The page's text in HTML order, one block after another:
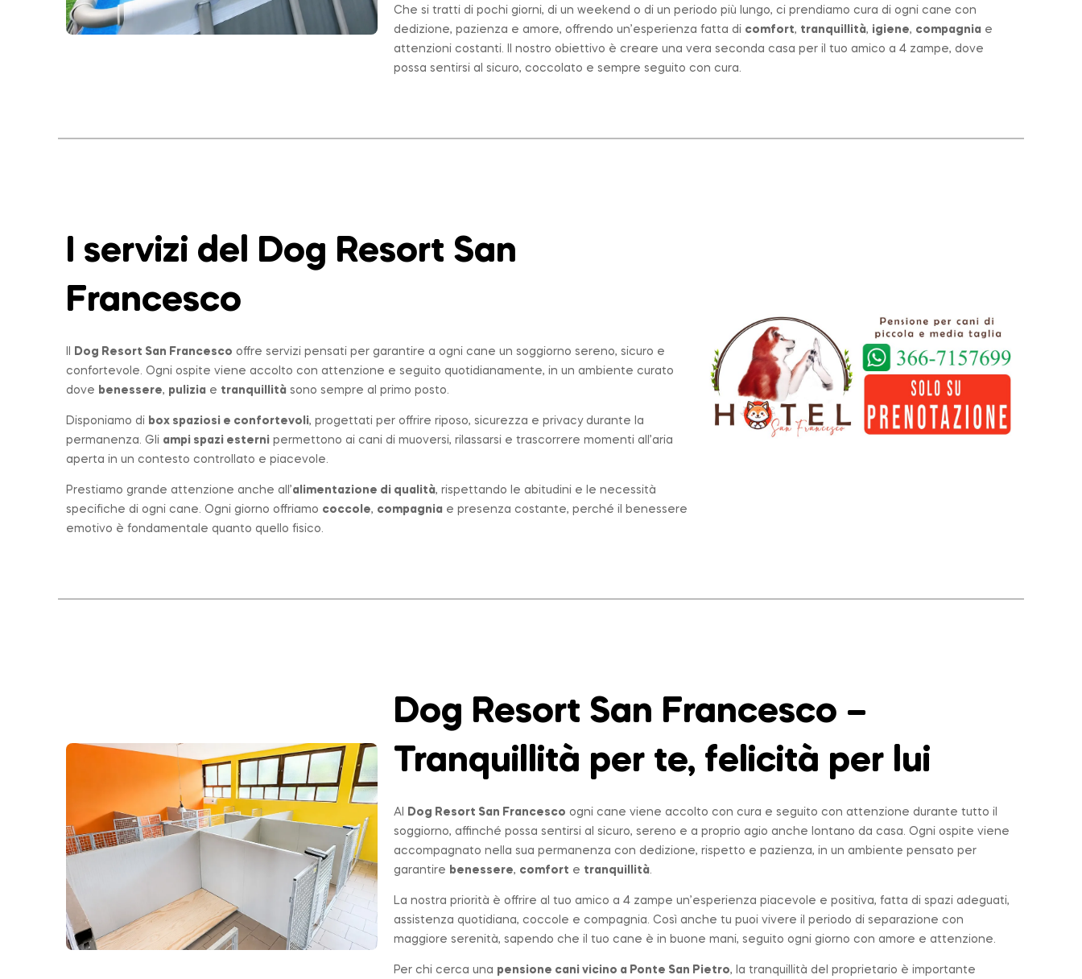
Che si tratti di pochi giorni, di un weekend o di un periodo più lungo, ci prendiamo cura di ogni cane con
dedizione, pazienza e amore, offrendo un’esperienza fatta di comfort, tranquillità, igiene, compagniae
attenzioni costanti. Il nostro obiettivo è creare una vera seconda casa per il tuo amico a 4 zampe, dove
possa sentirsi al sicuro, coccolato e sempre seguito con cura.
I servizi del Dog Resort San
Francesco
Dog Resort San Francesco offre servizi pensati per garantire a ogni cane un soggiorno sereno, sicuro e
confortevole. Ogni ospite viene accolto con attenzione e seguito quotidianamente, in un ambiente curato
dove benessere, pulizia e tranquillità sono sempre al primo posto.
Disponiamo di box spaziosi e confortevoli, progettati per offrire riposo, sicurezza e privacy durante la
permanenza. Gli ampi spazi esterni permettono ai cani di muoversi, rilassarsi e trascorrere momenti all’aria
aperta in un contesto controllato e piacevole.
Prestiamo grande attenzione anche all’alimentazione di qualità, rispettando le abitudini e le necessità
specifiche di ogni cane. Ogni giorno offriamo coccole, compagnia e presenza costante, perché il benessere
emotivo è fondamentale quanto quello fisico.
Dog Resort San Francesco –
Tranquillità per te, felicità per lui
Al Dog Resort San Francesco ogni cane viene accolto con cura e seguito con attenzione durante tutto il
soggiorno, affinché possa sentirsi al sicuro, sereno e a proprio agio anche lontano da casa. Ogni ospite viene
accompagnato nella sua permanenza con dedizione, rispetto e pazienza, in un ambiente pensato per
garantire benessere, comfort e tranquillità.
La nostra priorità è offrire al tuo amico a 4 zampe un’esperienza piacevole e positiva, fatta di spazi adeguati,
assistenza quotidiana, coccole e compagnia. Così anche tu puoi vivere il periodo di separazione con
maggiore serenità, sapendo che il tuo cane è in buone mani, seguito ogni giorno con amore e attenzione.
Per chi cerca una pensione cani vicino a Ponte San Pietro, la tranquillità del proprietario è importante